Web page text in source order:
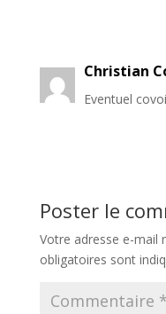
Christian
Eventuel
Poster le
Votre adresse e-mail
obligatoires sont